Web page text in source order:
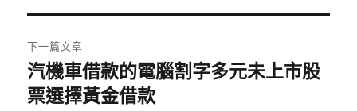
覽
文
章:
下一篇文章
下
一
汽機車借款的電腦割字多元未上市股
票選擇黃金借款